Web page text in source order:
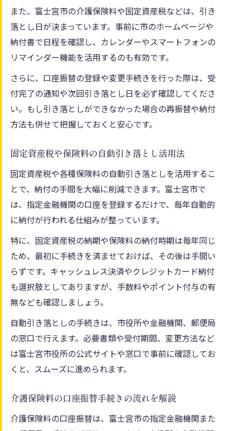
また、富士宮市の介護保険料や固定資産税などは、引き
落とし日が決まっています。事前に市のホームページや
納付書で日程を確認し、カレンダーやスマートフォンの
リマインダー機能を活用するのも有効です。
さらに、口座振替の登録や変更手続きを行った際は、受
付完了の通知や次回引き落とし日を必ず確認してくださ
い。もし引き落としができなかった場合の再振替や納付
方法も併せて把握しておくと安心です。
固定資産税や保険料の自動引き落とし活用法
固定資産税や各種保険料の自動引き落としを活用するこ
とで、納付の手間を大幅に削減できます。富士宮市で
は、指定金融機関の口座を登録するだけで、毎年自動的
に納付が行われる仕組みが整っています。
特に、固定資産税の納期や保険料の納付時期は毎年同じ
ため、最初に手続きを済ませておけば、その後は手間い
らずです。キャッシュレス決済やクレジットカード納付
も選択肢としてありますが、手数料やポイント付与の有
無なども確認しましょう。
自動引き落としの手続きは、市役所や金融機関、郵便局
の窓口で行えます。必要書類や受付期間、変更方法など
は富士宮市役所の公式サイトや窓口で事前に確認してお
くと、スムーズに進められます。
介護保険料の口座振替手続きの流れを解説
介護保険料の口座振替は、富士宮市の指定金融機関また